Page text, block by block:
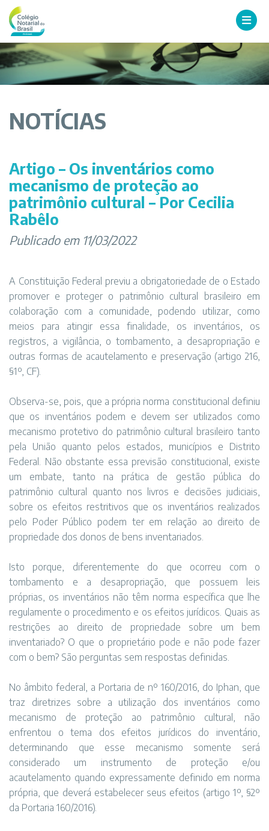
NOTÍCIAS
Artigo – Os inventários como
mecanismo de proteção ao
patrimônio cultural – Por Cecilia
Rabêlo
Publicado em 11/03/2022
A Constituição Federal previu a obrigatoriedade de o Estado
promover e proteger o patrimônio cultural brasileiro em
colaboração com a comunidade, podendo utilizar, como
meios para atingir essa finalidade, os inventários, os
registros, a vigilância, o tombamento, a desapropriação e
outras formas de acautelamento e preservação (artigo 216,
§1º, CF).
Observa-se, pois, que a própria norma constitucional definiu
que os inventários podem e devem ser utilizados como
mecanismo protetivo do patrimônio cultural brasileiro tanto
pela União quanto pelos estados, municípios e Distrito
Federal. Não obstante essa previsão constitucional, existe
um embate, tanto na prática de gestão pública do
patrimônio cultural quanto nos livros e decisões judiciais,
sobre os efeitos restritivos que os inventários realizados
pelo Poder Público podem ter em relação ao direito de
propriedade dos donos de bens inventariados.
Isto porque, diferentemente do que ocorreu com o
tombamento e a desapropriação, que possuem leis
próprias, os inventários não têm norma específica que lhe
regulamente o procedimento e os efeitos jurídicos. Quais as
restrições ao direito de propriedade sobre um bem
inventariado? O que o proprietário pode e não pode fazer
com o bem? São perguntas sem respostas definidas.
No âmbito federal, a Portaria de nº 160/2016, do Iphan, que
traz diretrizes sobre a utilização dos inventários como
mecanismo de proteção ao patrimônio cultural, não
enfrentou o tema dos efeitos jurídicos do inventário,
determinando que esse mecanismo somente será
considerado um instrumento de proteção e/ou
acautelamento quando expressamente definido em norma
própria, que deverá estabelecer seus efeitos (artigo 1º, §2º
da Portaria 160/2016).